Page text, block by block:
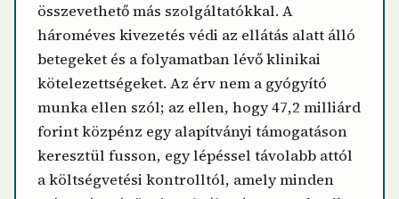
összevethető más szolgáltatókkal. A
hároméves kivezetés védi az ellátás alatt álló
betegeket és a folyamatban lévő klinikai
kötelezettségeket. Az érv nem a gyógyító
munka ellen szól; az ellen, hogy 47,2 milliárd
forint közpénz egy alapítványi támogatáson
keresztül fusson, egy lépéssel távolabb attól
a költségvetési kontrolltól, amely minden